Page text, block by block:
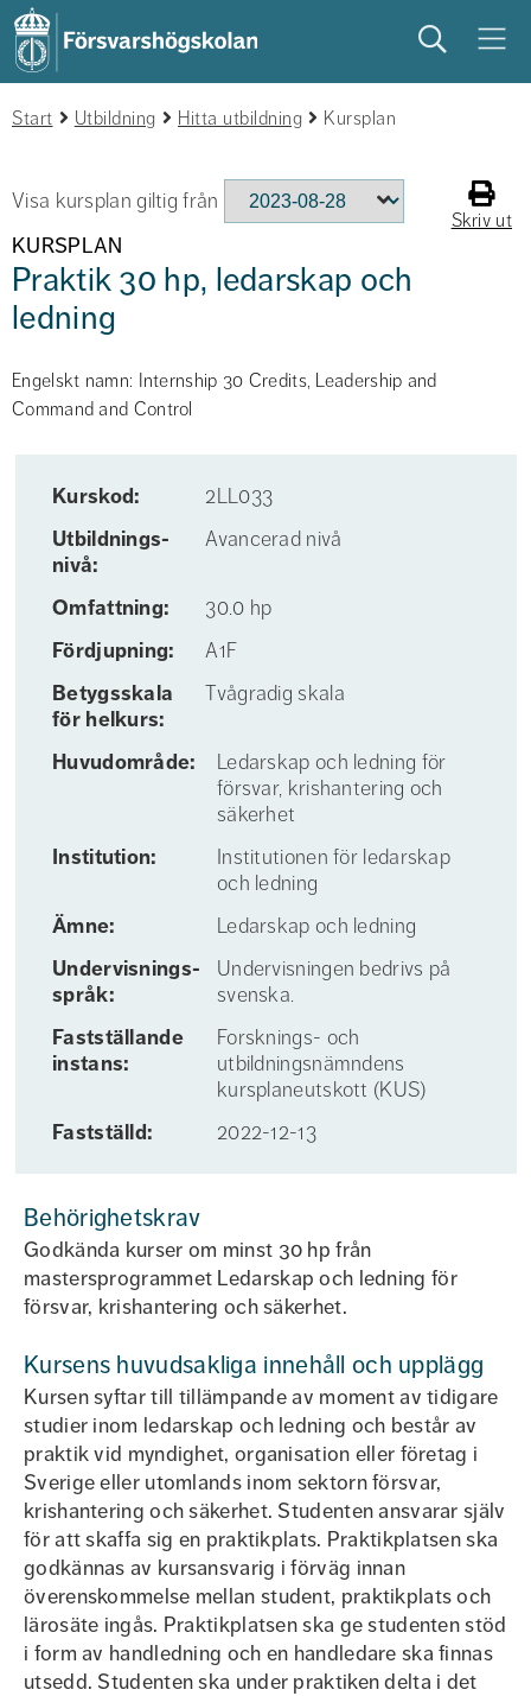
Sök Meny
studera på campus studentliv
Start Utbildning Hitta utbildning Kursplan
Skriv ut
Visa kursplan giltig från
KURSPLAN
Praktik 30 hp, ledarskap och
ledning
Engelskt namn: Internship 30 Credits, Leadership and
Command and Control
Kurskod:
2LL033
Utbildnings­
nivå:
Avancerad nivå
Omfattning:
30.0 hp
Fördjupning:
A1F
Betygs­skala
för helkurs:
Tvågradig skala
Huvudområde:
Ledarskap och ledning för
försvar, krishantering och
säkerhet
Institution:
Institutionen för ledarskap
och ledning
Ämne:
Ledarskap och ledning
Undervisnings­
språk:
Undervisningen bedrivs på
svenska.
Fastställande
instans:
Forsknings- och
utbildningsnämndens
kursplaneutskott (KUS)
Fastställd:
2022-12-13
Behörighetskrav
Godkända kurser om minst 30 hp från
mastersprogrammet Ledarskap och ledning för
försvar, krishantering och säkerhet.
Kursens huvudsakliga innehåll och upplägg
Kursen syftar till tillämpande av moment av tidigare
studier inom ledarskap och ledning och består av
praktik vid myndighet, organisation eller företag i
Sverige eller utomlands inom sektorn försvar,
krishantering och säkerhet. Studenten ansvarar själv
för att skaffa sig en praktikplats. Praktikplatsen ska
godkännas av kursansvarig i förväg innan
överenskommelse mellan student, praktikplats och
lärosäte ingås. Praktikplatsen ska ge studenten stöd
i form av handledning och en handledare ska finnas
utsedd. Studenten ska under praktiken delta i det